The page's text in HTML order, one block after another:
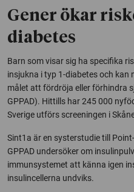
Gener ökar
diabetes
Barn som visar sig ha specifika
insjukna i typ 1-diabetes och kan
målet att fördröja eller förhindra
GPPAD). Hittills har 245 000
Sverige utförs screeningen i
Sint1a är en systerstudie till
GPPAD undersöker om
immunsystemet att känna igen
insulincellerna undviks.